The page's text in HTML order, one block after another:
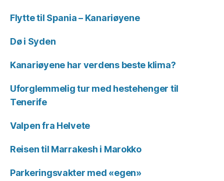
Flytte til Spania – Kanariøyene
Dø i Syden
Kanariøyene har verdens beste klima?
Uforglemmelig tur med hestehenger til
Tenerife
Valpen fra Helvete
Reisen til Marrakesh i Marokko
Parkeringsvakter med «egen»